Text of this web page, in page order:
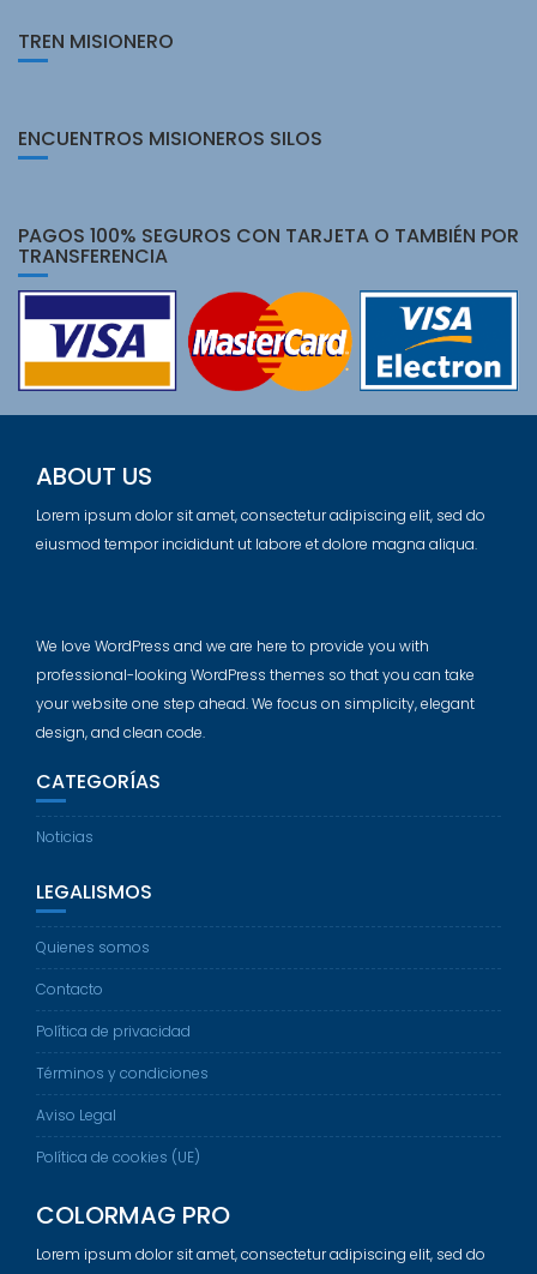
TREN MISIONERO
ENCUENTROS MISIONEROS SILOS
PAGOS 100% SEGUROS CON TARJETA O TAMBIÉN POR
TRANSFERENCIA
ABOUT US
Lorem ipsum dolor sit amet, consectetur adipiscing elit, sed do
eiusmod tempor incididunt ut labore et dolore magna aliqua.
We love WordPress and we are here to provide you with
professional-looking WordPress themes so that you can take
your website one step ahead. We focus on simplicity, elegant
design, and clean code.
CATEGORÍAS
Noticias
LEGALISMOS
Quienes somos
Contacto
Política de privacidad
Términos y condiciones
Aviso Legal
Política de cookies (UE)
COLORMAG PRO
Lorem ipsum dolor sit amet, consectetur adipiscing elit, sed do